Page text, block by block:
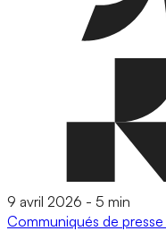
9 avril 2026 - 5 min
Communiqués de presse